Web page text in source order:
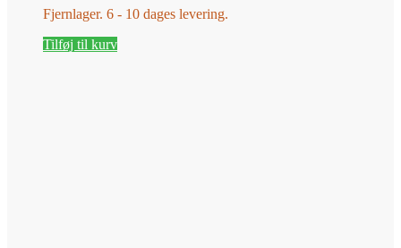
Fjernlager. 6 - 10 dages levering.
Tilføj til kurv